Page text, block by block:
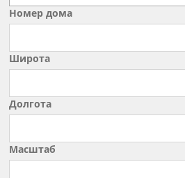
Номер дома
Широта
Долгота
Масштаб